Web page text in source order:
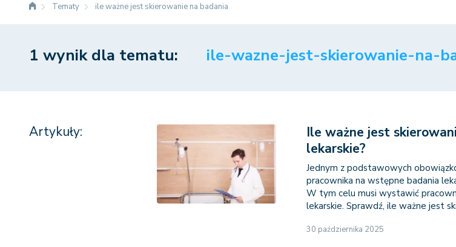
Tematy ile ważne jest skierowanie na badania
1 wynik dla tematu: ile-wazne-jest-skierowanie-na-
Artykuły:
Ile ważne jest
lekarskie?
Jednym z podstawowych
pracownika na wstępne badania
W tym celu musi wystawić
lekarskie. Sprawdź, ile ważne jest
30 października 2025